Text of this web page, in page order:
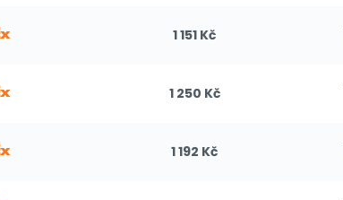
1 151 Kč
1 250 Kč
1 192 Kč